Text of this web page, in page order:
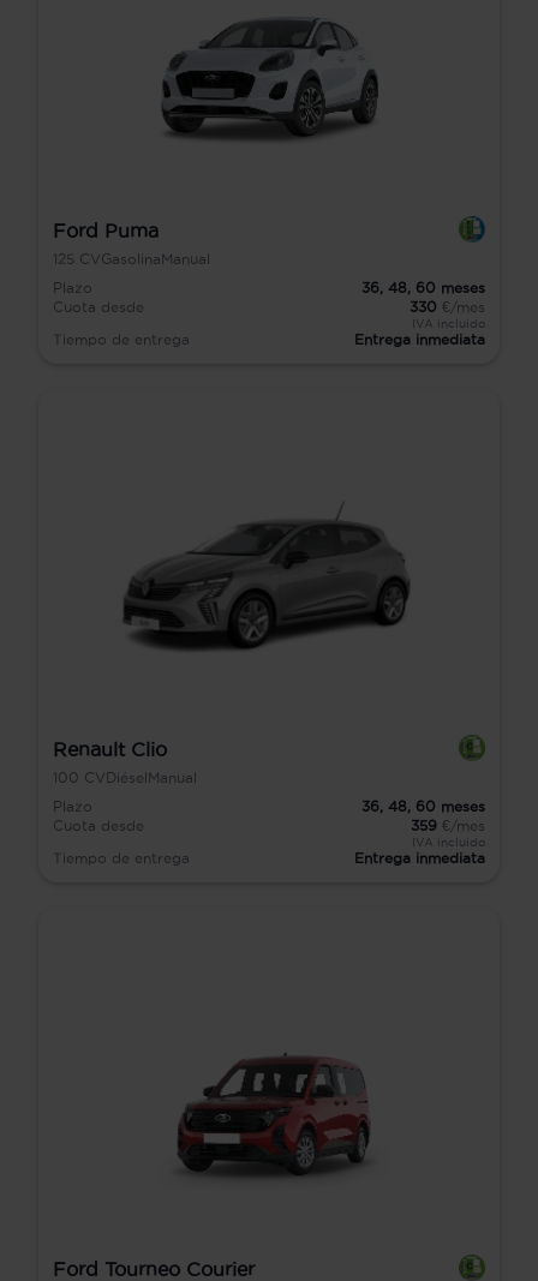
Ford Puma
125 CVGasolinaManual
Plazo
36, 48, 60 meses
Cuota desde
330 €/mes
IVA incluido
Tiempo de entrega Entrega inmediata
Renault Clio
100 CV Diésel Manual
Plazo
36, 48, 60 meses
Cuota desde
359 €/mes
IVA incluido
Tiempo de entrega Entrega inmediata
Ford Tourneo Courier